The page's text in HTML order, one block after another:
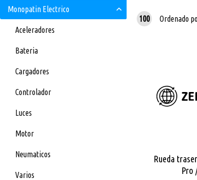
Monopatin Electrico
Aceleradores
Bateria
Cargadores
Controlador
Luces
Motor
Neumaticos
Varios
100 Ordenado
Rueda
Pro